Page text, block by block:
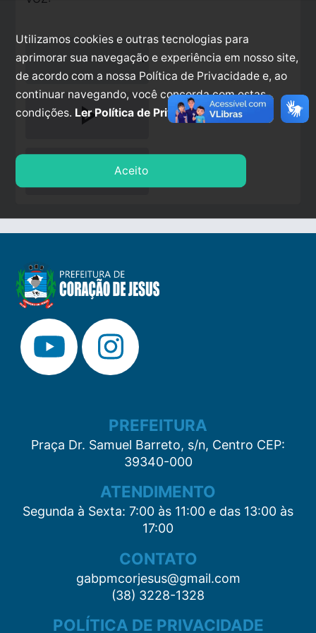
play_arrow
PREFEITURA
Praça Dr. Samuel Barreto, s/n, Centro CEP:
39340-000
ATENDIMENTO
Segunda à Sexta: 7:00 às 11:00 e das 13:00 às
17:00
CONTATO
gabpmcorjesus@gmail.com
(38) 3228-1328
POLÍTICA DE PRIVACIDADE
Utilizamos cookies e outras tecnologias para
aprimorar sua navegação e experiência em nosso site,
de acordo com a nossa Política de Privacidade e, ao
continuar navegando, você concorda com estas
condições. Ler Política de Privacidade.
Aceito